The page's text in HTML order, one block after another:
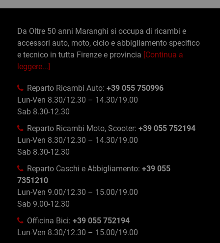
Da Oltre 50 anni Maranghi si occupa di ricambi e
accessori auto, moto, ciclo e abbigliamento specifico
e tecnico in tutta Firenze e provincia [Continua a
leggere...]
Reparto Ricambi Auto: +39 055 750996
Lun-Ven 8.30/12.30 – 14.30/19.00
Sab 8.30-12.30
Reparto Ricambi Moto, Scooter: +39 055 752194
Lun-Ven 8.30/12.30 – 14.30/19.00
Sab 8.30-12.30
Reparto Caschi e Abbigliamento: +39 055
7351210
Lun-Ven 9.00/12.30 – 15.00/19.00
Sab 9.00-12.30
Officina Bici: +39 055 752194
Lun-Ven 8.30/12.30 – 15.00/19.00